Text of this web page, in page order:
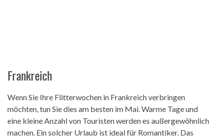
Frankreich
Wenn Sie Ihre Flitterwochen in Frankreich verbringen
möchten, tun Sie dies am besten im Mai. Warme Tage und
eine kleine Anzahl von Touristen werden es außergewöhnlich
machen. Ein solcher Urlaub ist ideal für Romantiker. Das